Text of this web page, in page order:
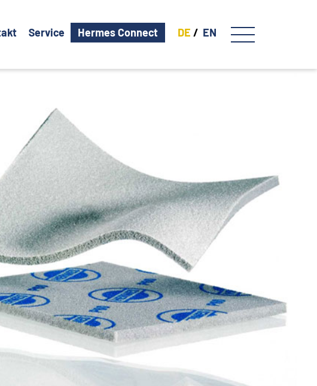
Service Hermes Connect DE EN